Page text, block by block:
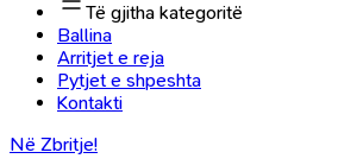
Të gjitha kategoritë
Ballina
Arritjet e reja
Pytjet e shpeshta
Kontakti
Në Zbritje!